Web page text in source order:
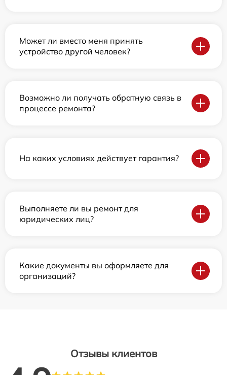
Может ли вместо меня принять
устройство другой человек?
Возможно ли получать обратную связь в
процессе ремонта?
На каких условиях действует гарантия?
Выполняете ли вы ремонт для
юридических лиц?
Какие документы вы оформляете для
организаций?
Отзывы клиентов